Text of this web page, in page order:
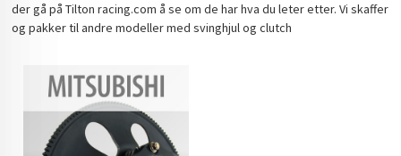
der gå på Tilton racing.com å se om de har hva du leter etter. Vi skaffer
og pakker til andre modeller med svinghjul og clutch